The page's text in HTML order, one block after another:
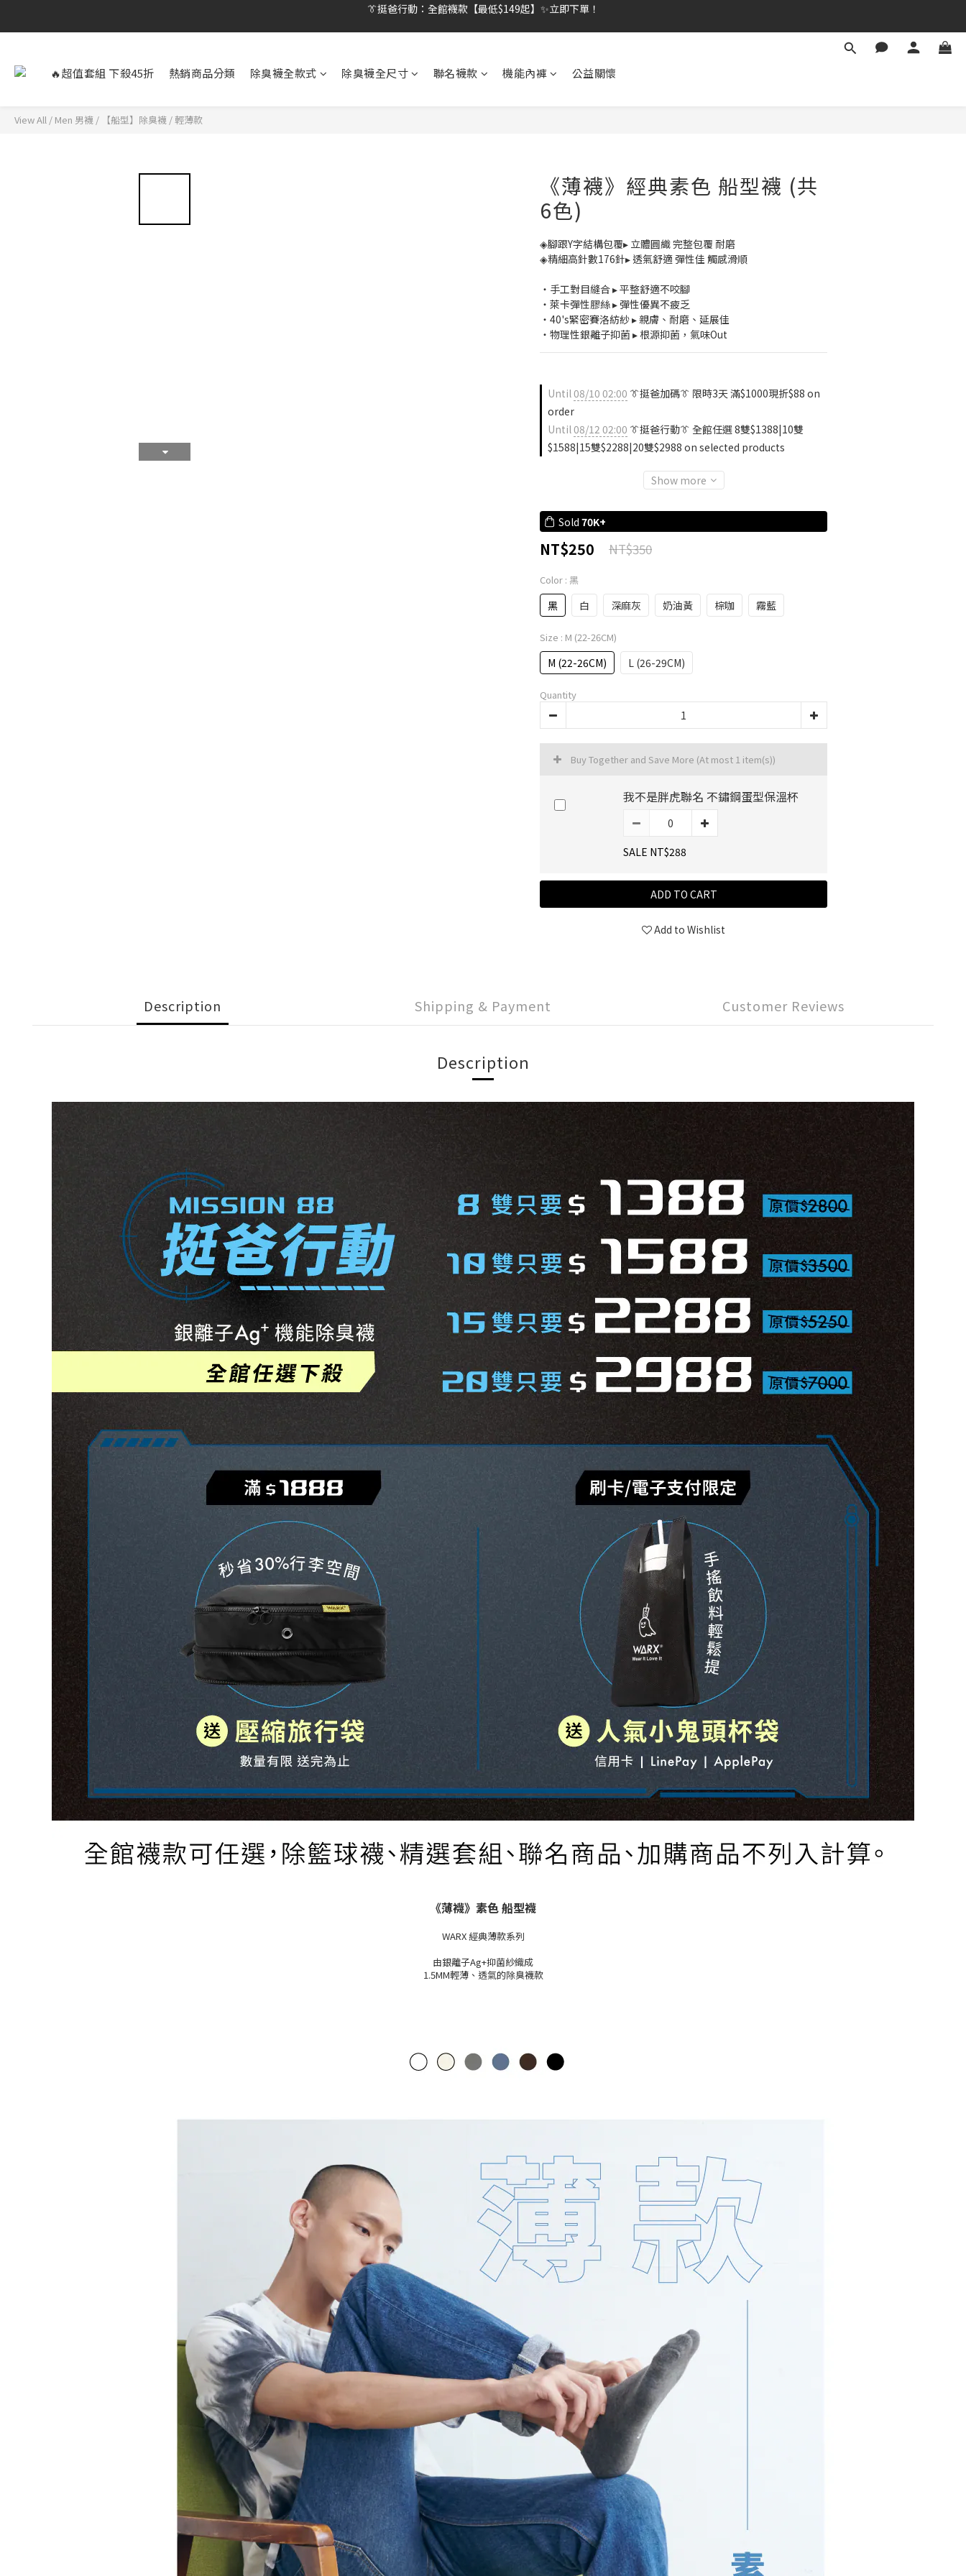
👔挺爸行動：全館襪款【最低$149起】✨立即下單！
👔挺爸滿額贈：滿$1888就送💎品牌壓縮旅行袋！
👔挺爸行動：全館襪款【最低$149起】✨立即下單！
🔥超值套組 下殺45折 熱銷商品分類 除臭襪全款式 除臭襪全尺寸 聯名襪款 機能內褲 公益關懷
View All / Men 男襪 / 【船型】除臭襪 /輕薄款
《薄襪》經典素色 船型襪 (共
6色)
◈腳跟Y字結構包覆▸ 立體圓織 完整包覆 耐磨
◈精細高針數176針▸ 透氣舒適 彈性佳 觸感滑順
・手工對目縫合 ▸ 平整舒適不咬腳
・萊卡彈性膠絲 ▸ 彈性優異不疲乏
・40's緊密賽洛紡紗 ▸ 親膚、耐磨、延展佳
・物理性銀離子抑菌 ▸ 根源抑菌，氣味Out
Until08/10 02:00 👔挺爸加碼👔 限時3天 滿$1000現折$88 on
order
Until08/12 02:00 👔挺爸行動👔 全館任選 8雙$1388|10雙
$1588|15雙$2288|20雙$2988 on selected products
Show more
Sold 70K+
NT$250 NT$350
Color : 黑
黑 白 深麻灰 奶油黃 棕咖 霧藍
Size : M (22-26CM)
M (22-26CM) L (26-29CM)
Quantity
Buy Together and Save More (At most 1 item(s))
我不是胖虎聯名 不鏽鋼蛋型保溫杯
SALE NT$288
ADD TO CART
Add to Wishlist
Description Shipping & Payment Customer Reviews
Description
《薄襪》素色 船型襪
WARX 經典薄款系列
由銀離子Ag+抑菌紗織成
1.5MM輕薄、透氣的除臭襪款